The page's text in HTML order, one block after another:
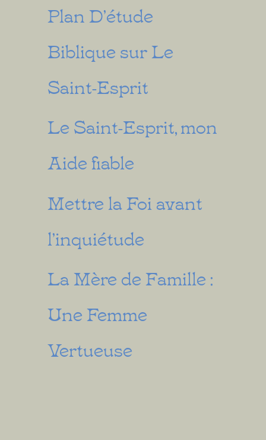
Plan D’étude
Biblique sur Le
Saint-Esprit
Le Saint-Esprit, mon
Aide fiable
Mettre la Foi avant
l’inquiétude
La Mère de Famille :
Une Femme
Vertueuse